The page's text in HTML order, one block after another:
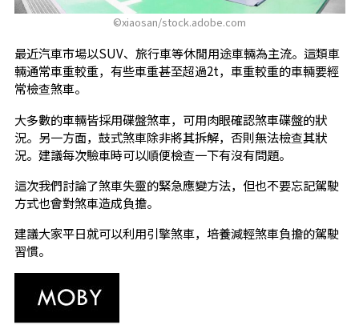
©︎xiaosan/stock.adobe.com
最近汽車市場以SUV、旅行車等休閒用途車輛為主流。這類車
輛通常車重較重，有些車重甚至超過2t，車重較重的車輛要經
常檢查煞車。
大多數的車輛皆採用碟盤煞車，可用肉眼確認煞車碟盤的狀
況。另一方面，鼓式煞車除非將其拆解，否則無法檢查其狀
況。建議每次驗車時可以順便檢查一下有沒有問題。
這次我們討論了煞車失靈的緊急應變方法，但也不要忘記駕駛
方式也會對煞車造成負擔。
建議大家平日就可以利用引擎煞車，培養減輕煞車負擔的駕駛
習慣。